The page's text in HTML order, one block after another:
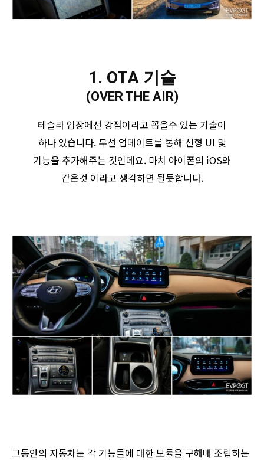
1. OTA 기술
(OVER THE AIR)
테슬라 입장에선 강점이라고 꼽을수 있는 기술이
하나 있습니다. 무선 업데이트를 통해 신형 UI 및
기능을 추가해주는 것인데요. 마치 아이폰의 iOS와
같은것 이라고 생각하면 될듯합니다.
그동안의 자동차는 각 기능들에 대한 모듈을 구해매 조립하는